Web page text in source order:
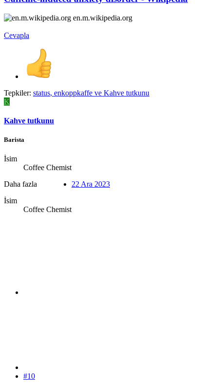
en.m.wikipedia.org
Cevapla
Tepkiler: status, enkoppkaffe ve Kahve tutkunu
K
Kahve tutkunu
Barista
İsim
Coffee Chemist
Daha fazla
İsim
Coffee Chemist
22 Ara 2023
#10